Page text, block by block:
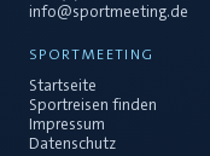
info@sportmeeting.de
SPORTMEETING
Startseite
Sportreisen finden
Impressum
Datenschutz